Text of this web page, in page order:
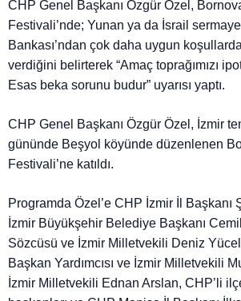
CHP Genel Başkanı Özgür Özel,
Festivali’nde; Yunan ya da İsrail
Bankası’ndan çok daha uygun
verdiğini belirterek “Amaç toprağımızı
Esas beka sorunu budur” uyarısı yaptı.
CHP Genel Başkanı Özgür Özel, İzmir
gününde Beşyol köyünde düzenlenen
Festivali’ne katıldı.
Programda Özel’e CHP İzmir İl Başkanı
İzmir Büyükşehir Belediye Başkanı
Sözcüsü ve İzmir Milletvekili Deniz
Başkan Yardımcısı ve İzmir Milletvekili
İzmir Milletvekili Ednan Arslan, CHP’li